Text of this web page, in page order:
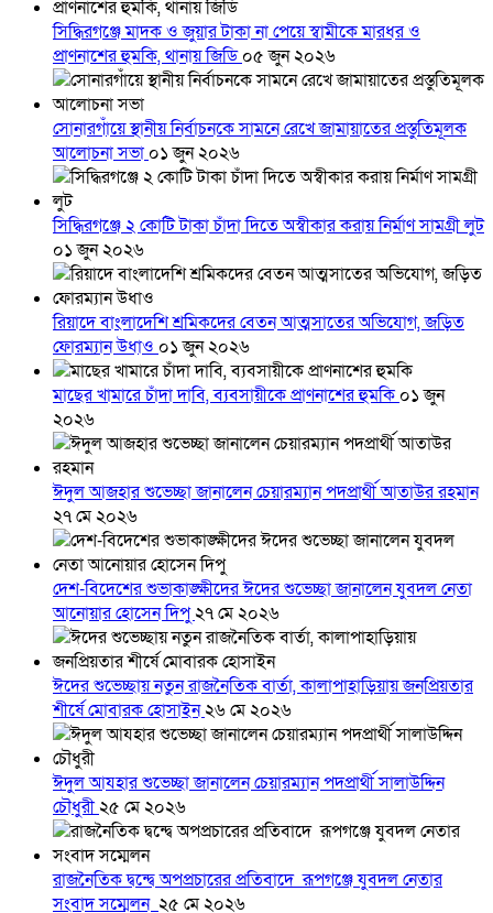
সিদ্ধিরগঞ্জে মাদক ও জুয়ার টাকা না পেয়ে স্বামীকে মারধর ও
প্রাণনাশের হুমকি, থানায় জিডি০৫ জুন ২০২৬
সোনারগাঁয়ে স্থানীয় নির্বাচনকে সামনে রেখে জামায়াতের প্রস্তুতিমূলক
আলোচনা সভা ০১ জুন ২০২৬
সিদ্ধিরগঞ্জে ২ কোটি টাকা চাঁদা দিতে অস্বীকার করায় নির্মাণ সামগ্রী লুট
০১ জুন ২০২৬
রিয়াদে বাংলাদেশি শ্রমিকদের বেতন আত্মসাতের অভিযোগ, জড়িত
ফোরম্যান উধাও ০১ জুন ২০২৬
মাছের খামারে চাঁদা দাবি, ব্যবসায়ীকে প্রাণনাশের হুমকি ০১ জুন
২০২৬
ঈদুল আজহার শুভেচ্ছা জানালেন চেয়ারম্যান পদপ্রার্থী আতাউর রহমান
২৭ মে ২০২৬
দেশ-বিদেশের শুভাকাঙ্ক্ষীদের ঈদের শুভেচ্ছা জানালেন যুবদল নেতা
আনোয়ার হোসেন দিপু২৭ মে ২০২৬
ঈদের শুভেচ্ছায় নতুন রাজনৈতিক বার্তা, কালাপাহাড়িয়ায় জনপ্রিয়তার
শীর্ষে মোবারক হোসাইন২৬ মে ২০২৬
ঈদুল আযহার শুভেচ্ছা জানালেন চেয়ারম্যান পদপ্রার্থী সালাউদ্দিন
চৌধুরী২৫ মে ২০২৬
রাজনৈতিক দ্বন্দ্বে অপপ্রচারের প্রতিবাদে ‎রূপগঞ্জে যুবদল নেতার
সংবাদ সম্মেলন ‎ ২৫ মে ২০২৬